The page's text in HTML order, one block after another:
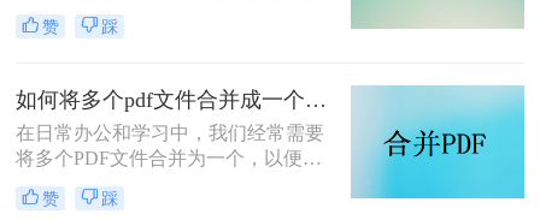
阅、分享或存档。那么pdf两个文档怎
么合并成一个呢？本文将介绍四种常
赞 踩
如何将多个pdf文件合并成一个？这3种方法轻松合并文件！
在日常办公和学习中，我们经常需要
将多个PDF文件合并为一个，以便于
分享、存储和管理。那么如何将多个
pdf文件合并成一个呢？本文将介绍四
赞 踩